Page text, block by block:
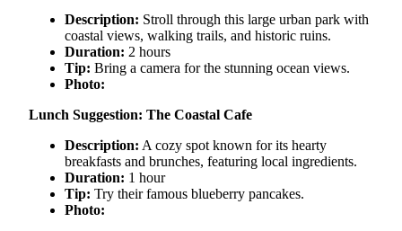
Description: Stroll through this large urban park with
coastal views, walking trails, and historic ruins.
Duration: 2 hours
Tip: Bring a camera for the stunning ocean views.
Photo:
Lunch Suggestion: The Coastal Cafe
Description: A cozy spot known for its hearty
breakfasts and brunches, featuring local ingredients.
Duration: 1 hour
Tip: Try their famous blueberry pancakes.
Photo: